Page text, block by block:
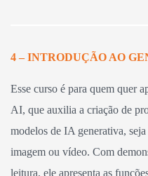
4 – INTRODUÇÃO AO
Esse curso é para quem quer
AI, que auxilia a criação de
modelos de IA generativa,
imagem ou vídeo. Com
leitura, ele apresenta as